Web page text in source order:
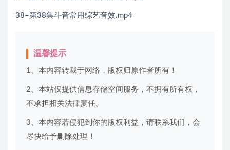
38–第38集斗音常用综艺音效.mp4
温馨提示
1、本内容转裁于网络，版权归原作者所有！
2、本站仅提供信息存储空间服务，不拥有所有权，
不承担相关法律麦任。
3、本内容若侵犯到你的版权利益，请联系我们，会
尽快给予删除处理！